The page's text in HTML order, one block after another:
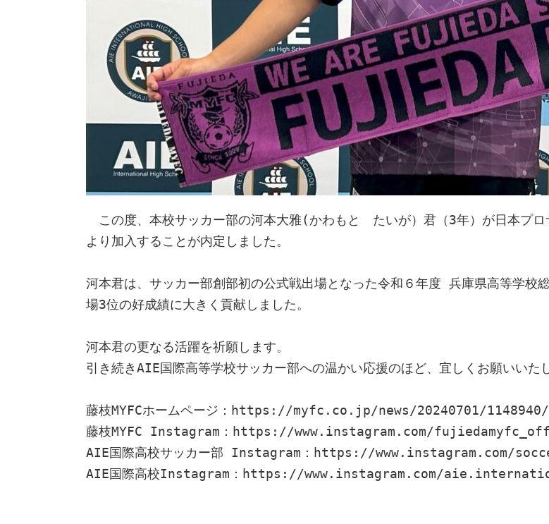
この度、本校サッカー部の河本大雅(かわもと　たいが）君（3年）が日本プ
より加入することが内定しました。
河本君は、サッカー部創部初の公式戦出場となった令和６年度 兵庫県高等学校
場3位の好成績に大きく貢献しました。
河本君の更なる活躍を祈願します。
引き続きAIE国際高等学校サッカー部への温かい応援のほど、宜しくお願いいた
藤枝MYFCホームページ： https://myfc.co.jp/news/20240701/1148940/
藤枝MYFC Instagram： https://www.instagram.com/
AIE国際高校サッカー部 Instagram： https://www.instagram.com/
AIE国際高校Instagram： https://www.instagram.com/